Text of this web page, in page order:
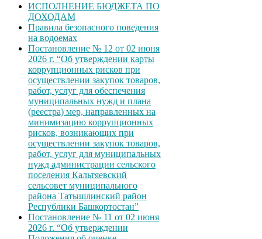
ИСПОЛНЕНИЕ БЮДЖЕТА ПО
ДОХОДАМ
Правила безопасного поведения
на водоемах
Постановление № 12 от 02 июня
2026 г. “Об утверждении карты
коррупционных рисков при
осуществлении закупок товаров,
работ, услуг для обеспечения
муниципальных нужд и плана
(реестра) мер, направленных на
минимизацию коррупционных
рисков, возникающих при
осуществлении закупок товаров,
работ, услуг для муниципальных
нужд администрации сельского
поселения Кальтяевский
сельсовет муниципального
района Татышлинский район
Республики Башкортостан”
Постановление № 11 от 02 июня
2026 г. “Об утверждении